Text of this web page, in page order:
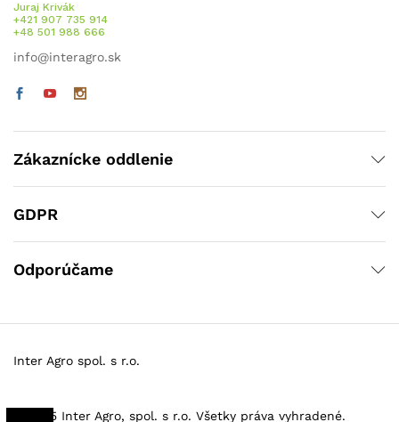
Juraj Krivák
+421 907 735 914
+48 501 988 666
info@interagro.sk
Zákaznícke oddlenie
GDPR
Odporúčame
© 2025 Inter Agro, spol. s r.o. Všetky práva vyhradené.
Inter Agro spol. s r.o.